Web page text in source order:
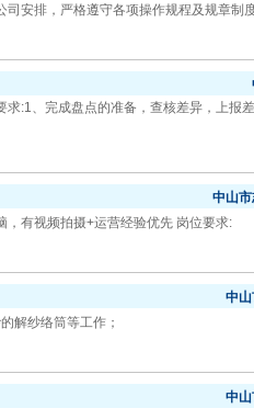
司安排，严格遵守各项操作规程及规章制
求:1、完成盘点的准备，查核差异，上报
中山
，有视频拍摄+运营经验优先 岗位要求:
中
解纱络筒等工作；
中